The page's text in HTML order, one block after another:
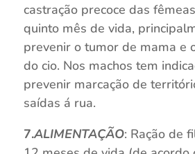
castração precoce das
quinto mês de vida,
prevenir o tumor de mama e
do cio. Nos machos tem
prevenir marcação de
saídas á rua.
7.ALIMENTAÇÃO: Ração de